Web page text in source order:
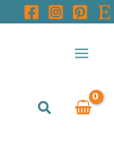
Suchen